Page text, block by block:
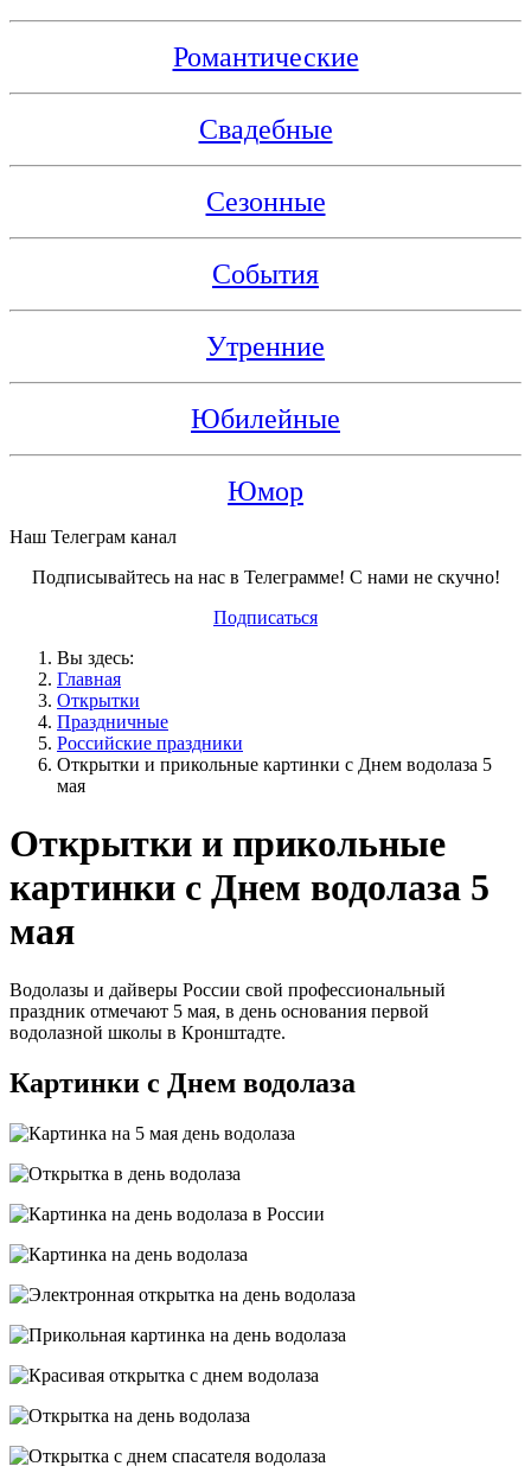
Романтические
Свадебные
Сезонные
События
Утренние
Юбилейные
Юмор
Наш Телеграм канал
Подписывайтесь на нас в Телеграмме! С нами не скучно!
Подписаться
Вы здесь:
Главная
Открытки
Праздничные
Российские праздники
Открытки и прикольные картинки с Днем водолаза 5
мая
Открытки и прикольные
картинки с Днем водолаза 5
мая
Водолазы и дайверы России свой профессиональный
праздник отмечают 5 мая, в день основания первой
водолазной школы в Кронштадте.
Картинки с Днем водолаза